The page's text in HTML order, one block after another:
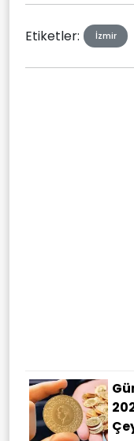
Etiketler: İzmir